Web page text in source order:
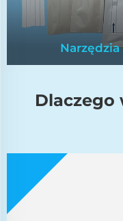
Niezwykle
Zapewnij
Dlaczego